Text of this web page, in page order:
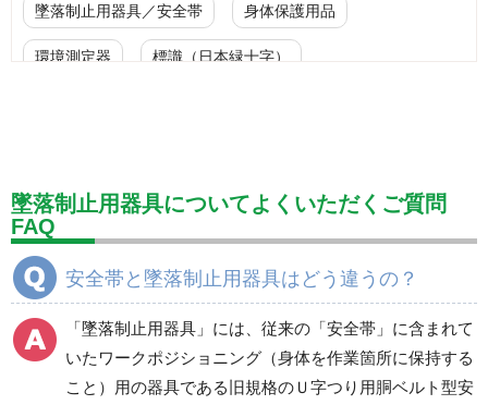
墜落制止用器具／安全帯 身体保護用品
環境測定器 標識（日本緑十字）
設備用品・作業補助用品 工事作業用品
分煙対策機器 衛生用品 保安・保守用品
電気保守用品 ワイパー クリーンルーム対策用品
防災グッズ（防災セット） 救急医療品
健康管理器具 季節商品 ウイルス対策用品
墜落制止用器具についてよくいただくご質問
FAQ
安全帯と墜落制止用器具はどう違うの？
「墜落制止用器具」には、従来の「安全帯」に含まれて
いたワークポジショニング（身体を作業箇所に保持する
こと）用の器具である旧規格のＵ字つり用胴ベルト型安